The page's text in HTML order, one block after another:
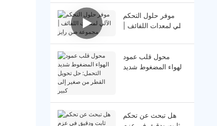
موفر حلول التحكم
الآلي لمعدات اللفائف |
محول قلب عمود
الهواء المضغوط شديد
هل تبحث عن تحكم